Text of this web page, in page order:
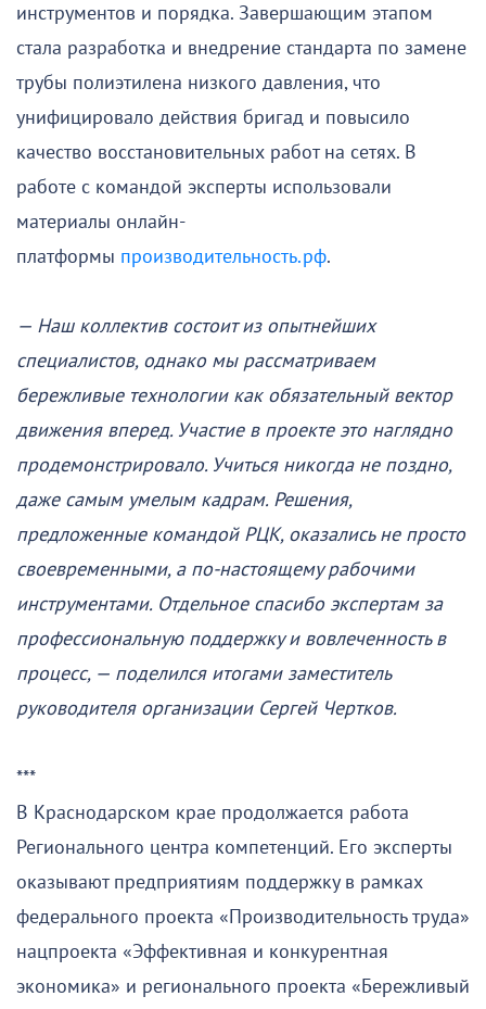
инструментов и порядка. Завершающим этапом
стала разработка и внедрение стандарта по замене
трубы полиэтилена низкого давления, что
унифицировало действия бригад и повысило
качество восстановительных работ на сетях. В
работе с командой эксперты использовали
материалы онлайн-
платформы производительность.рф.
— Наш коллектив состоит из опытнейших
специалистов, однако мы рассматриваем
бережливые технологии как обязательный вектор
движения вперед. Участие в проекте это наглядно
продемонстрировало. Учиться никогда не поздно,
даже самым умелым кадрам. Решения,
предложенные командой РЦК, оказались не просто
своевременными, а по-настоящему рабочими
инструментами. Отдельное спасибо экспертам за
профессиональную поддержку и вовлеченность в
процесс, — поделился итогами заместитель
руководителя организации Сергей Чертков.
***
В Краснодарском крае продолжается работа
Регионального центра компетенций. Его эксперты
оказывают предприятиям поддержку в рамках
федерального проекта «Производительность труда»
нацпроекта «Эффективная и конкурентная
экономика» и регионального проекта «Бережливый